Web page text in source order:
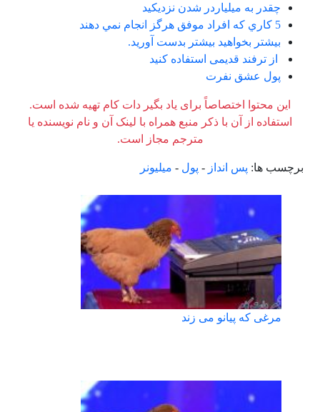
چقدر به ميلياردر شدن نزديكيد
5 كاري كه افراد موفق هرگز انجام نمي دهند
بیشتر بخواهید بیشتر بدست آورید.
از ترفند قدیمی استفاده کنید
پول عشق نفرت
این محتوا اختصاصاً برای یاد بگیر دات کام تهیه شده است.
استفاده از آن با ذکر منبع همراه با لینک آن و نام نویسنده یا
مترجم مجاز است.
برچسب ها: پس انداز - پول - میلیونر
مرغی که پیانو می زند